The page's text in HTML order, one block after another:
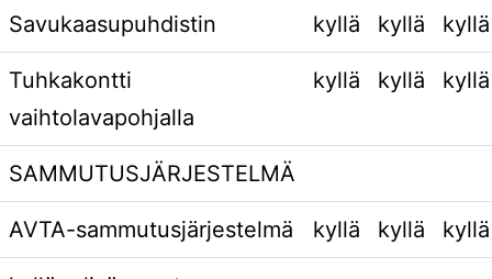
Savukaasupuhdistin kyllä kyllä kyllä
Tuhkakontti
vaihtolavapohjalla
kyllä kyllä kyllä
SAMMUTUSJÄRJESTELMÄ
AVTA-sammutusjärjestelmä kyllä kyllä kyllä